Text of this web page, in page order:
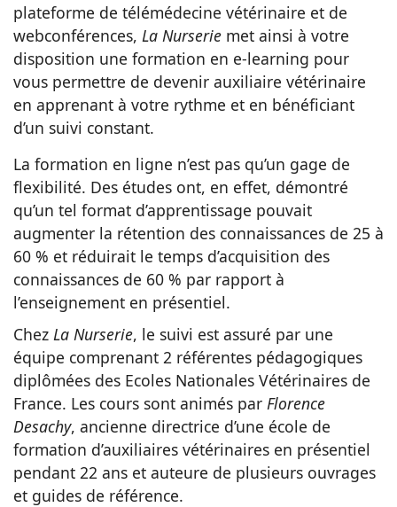
plateforme de télémédecine vétérinaire et de
webconférences, La Nurserie met ainsi à votre
disposition une formation en e-learning pour
vous permettre de devenir auxiliaire vétérinaire
en apprenant à votre rythme et en bénéficiant
d’un suivi constant.
La formation en ligne n’est pas qu’un gage de
flexibilité. Des études ont, en effet, démontré
qu’un tel format d’apprentissage pouvait
augmenter la rétention des connaissances de 25 à
60 % et réduirait le temps d’acquisition des
connaissances de 60 % par rapport à
l’enseignement en présentiel.
Chez La Nurserie, le suivi est assuré par une
équipe comprenant 2 référentes pédagogiques
diplômées des Ecoles Nationales Vétérinaires de
France. Les cours sont animés par Florence
Desachy, ancienne directrice d’une école de
formation d’auxiliaires vétérinaires en présentiel
pendant 22 ans et auteure de plusieurs ouvrages
et guides de référence.